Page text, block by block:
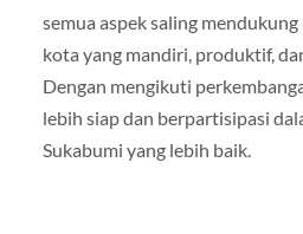
semua aspek saling
kota yang mandiri, produktif,
Dengan mengikuti
lebih siap dan berpartisipasi
Sukabumi yang lebih baik.